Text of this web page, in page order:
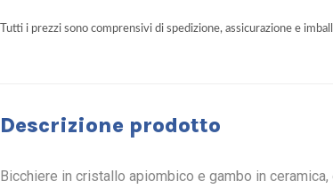
Tutti i prezzi sono comprensivi di spedizione, assicurazione e
Descrizione prodotto
Bicchiere in cristallo apiombico e gambo in ceramica,